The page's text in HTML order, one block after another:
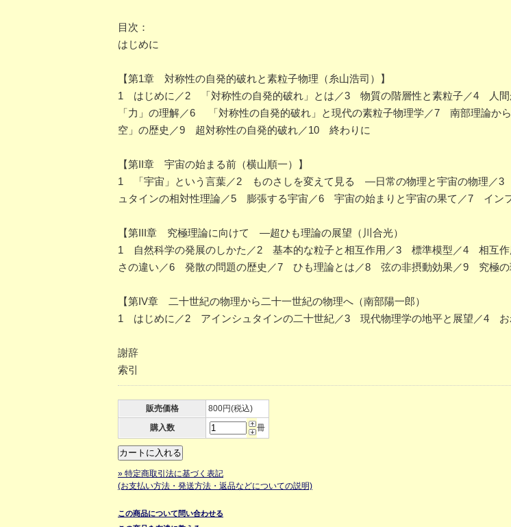
目次：
はじめに
【第1章 対称性の自発的破れと素粒子物理（糸山浩司）】
1 はじめに／2 「対称性の自発的破れ」とは／3 物質の階層性と素粒子／4 人間
「力」の理解／6 「対称性の自発的破れ」と現代の素粒子物理学／7 南部理論か
空」の歴史／9 超対称性の自発的破れ／10 終わりに
【第II章 宇宙の始まる前（横山順一）】
1 「宇宙」という言葉／2 ものさしを変えて見る ―日常の物理と宇宙の物理／
ュタインの相対性理論／5 膨張する宇宙／6 宇宙の始まりと宇宙の果て／7 イン
【第III章 究極理論に向けて ―超ひも理論の展望（川合光）
1 自然科学の発展のしかた／2 基本的な粒子と相互作用／3 標準模型／4 相互作
さの違い／6 発散の問題の歴史／7 ひも理論とは／8 弦の非摂動効果／9 究極の
【第IV章 二十世紀の物理から二十一世紀の物理へ（南部陽一郎）
1 はじめに／2 アインシュタインの二十世紀／3 現代物理学の地平と展望／4
謝辞
索引
販売価格
800円(税込)
購入数
冊
» 特定商取引法に基づく表記
(お支払い方法・発送方法・返品などについての説明)
この商品について問い合わせる